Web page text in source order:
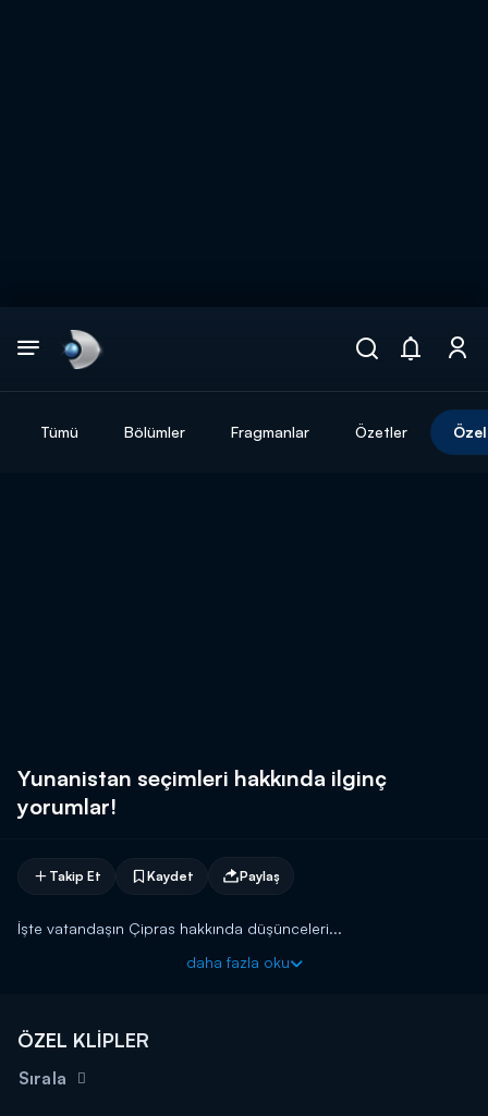
Tümü Bölümler Fragmanlar Özetler
Yunanistan seçimleri hakkında ilginç
yorumlar!
Takip Et Kaydet Paylaş
İşte vatandaşın Çipras hakkında düşünceleri...
daha fazla oku
ÖZEL KLİPLER
Sırala